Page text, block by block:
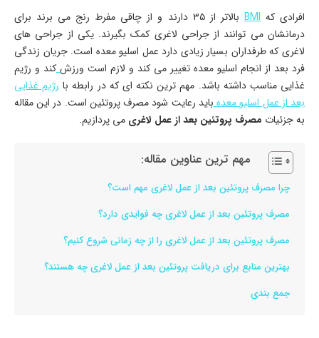
افرادی کهBMI
بالاتر از ۳۵ دارند و از چاقی مفرط رنج می برند برای
درمانشان می توانند از جراحی لاغری کمک بگیرند. یکی از جراحی های
لاغری که طرفداران بسیار زیادی دارد عمل اسلیو معده است. جریان زندگی
فرد بعد از انجام اسلیو معده تغییر می کند و لازم است ورزش کند و رژیم
غذایی مناسب داشته باشد. مهم ترین نکته ای که در رابطه بارژیم غذایی
بعد از عمل اسلیو معدهباید رعایت شود مصرف پروتئین است. در این مقاله
به جزئیات مصرف پروتئین بعد از عمل لاغری می پردازیم.
مهم ترین عناوین مقاله:
چرا مصرف پروتئین بعد از عمل لاغری مهم است؟
مصرف پروتئین بعد از عمل لاغری چه فوایدی دارد؟
مصرف پروتئین بعد از عمل لاغری را از چه زمانی شروع کنیم؟
بهترین منابع برای دریافت پروتئین بعد از عمل لاغری چه هستند؟
جمع بندی